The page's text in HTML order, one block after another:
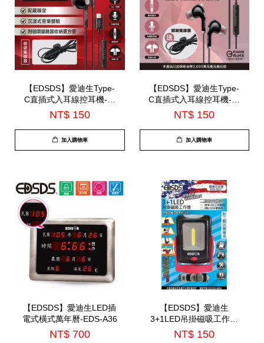
【EDSDS】愛迪生Type-
C直插式入耳線控耳機-內
建麥克風(EDS-C538)
NT$ 150
加入購物車
【EDSDS】愛迪生Type-
C直插式入耳線控耳機-內
建麥克風(EDS-C525)
NT$ 150
加入購物車
【EDSDS】愛迪生LED插
電式橫式萬年曆-EDS-A36
NT$ 700
【EDSDS】愛迪生
3+1LED吊掛磁吸工作燈
(EDS-G637)
NT$ 150